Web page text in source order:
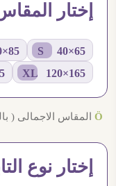
إختار
65×40 S
85×60 M
165×120 XL
Ö المقاس الاجمالى (
إختار نوع